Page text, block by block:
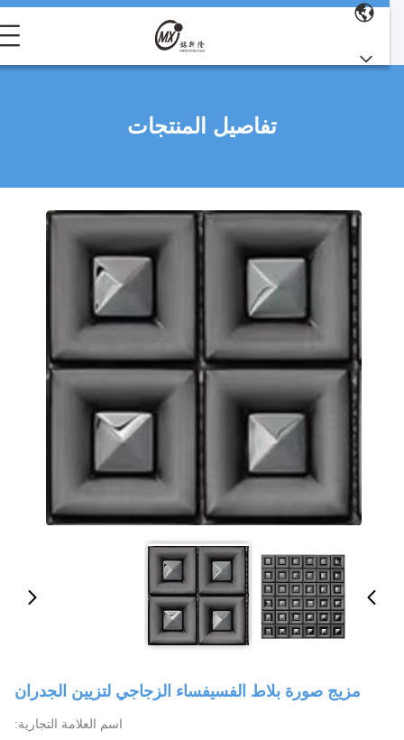
تفاصيل المنتجات
مزيج صورة بلاط الفسيفساء الزجاجي لتزيين الجدران
اسم العلامة التجارية: